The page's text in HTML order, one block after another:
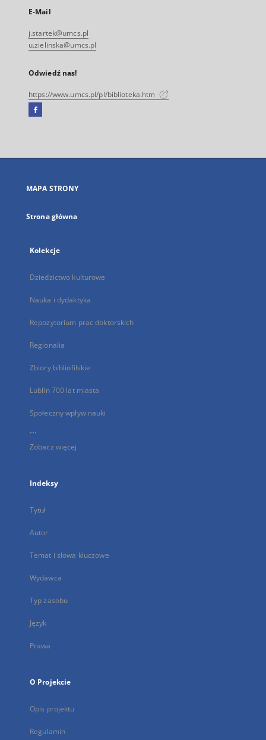
E-Mail
j.startek@umcs.pl
u.zielinska@umcs.pl
Odwiedź nas!
https://www.umcs.pl/pl/biblioteka.htm
Facebook
się
karcie
MAPA STRONY
Strona główna
Kolekcje
Dziedzictwo kulturowe
Nauka i dydaktyka
Repozytorium prac doktorskich
Regionalia
Zbiory bibliofilskie
Lublin 700 lat miasta
Społeczny wpływ nauki
...
Zobacz więcej
Indeksy
Tytuł
Autor
Temat i słowa kluczowe
Wydawca
Typ zasobu
Język
Prawa
O Projekcie
Opis projektu
Regulamin